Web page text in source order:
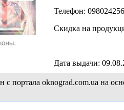
Телефон:
Скидка на
Дата выдачи:
с портала oknograd.com.ua на